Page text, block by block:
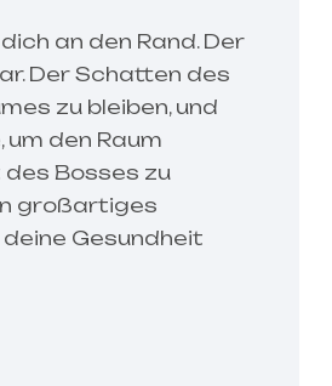
an den Rand. Der
Der Schatten des
zu bleiben, und
den Raum
Bosses zu
großartiges
Gesundheit